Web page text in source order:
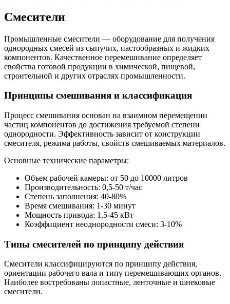
Смесители
Промышленные смесители — оборудование для получения
однородных смесей из сыпучих, пастообразных и жидких
компонентов. Качественное перемешивание определяет
свойства готовой продукции в химической, пищевой,
строительной и других отраслях промышленности.
Принципы смешивания и классификация
Процесс смешивания основан на взаимном перемещении
частиц компонентов до достижения требуемой степени
однородности. Эффективность зависит от конструкции
смесителя, режима работы, свойств смешиваемых материалов.
Основные технические параметры:
Объем рабочей камеры: от 50 до 10000 литров
Производительность: 0,5-50 т/час
Степень заполнения: 40-80%
Время смешивания: 1-30 минут
Мощность привода: 1,5-45 кВт
Коэффициент неоднородности смеси: 3-10%
Типы смесителей по принципу действия
Смесители классифицируются по принципу действия,
ориентации рабочего вала и типу перемешивающих органов.
Наиболее востребованы лопастные, ленточные и шнековые
смесители.